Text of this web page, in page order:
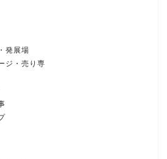
発展場
ジ・売り専